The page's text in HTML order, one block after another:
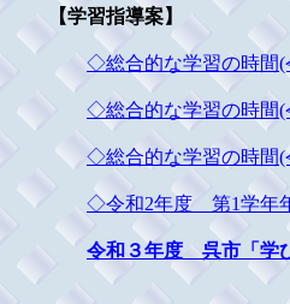
【学習指導案】
◇総合的な学習の時間(
◇総合的な学習の時間(
◇総合的な学習の時間(
◇令和2年度 第1学年年
令和３年度 呉市「学